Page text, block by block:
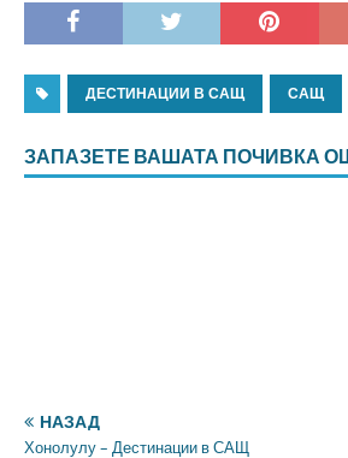
ДЕСТИНАЦИИ В САЩ САЩ
ЗАПАЗЕТЕ ВАШАТА ПОЧИВКА
НАЗАД
Хонолулу – Дестинации в САЩ